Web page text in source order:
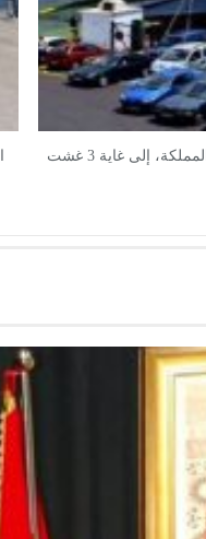
عدد المغاربة المقيمين بالخارج الذين دخلوا إلى المملكة، إلى غاية 3 غشت